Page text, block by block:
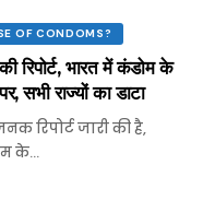
OF CONDOMS?
भारत में कंडोम के
सभी राज्यों का डाटा
रिपोर्ट जारी की है,
के…